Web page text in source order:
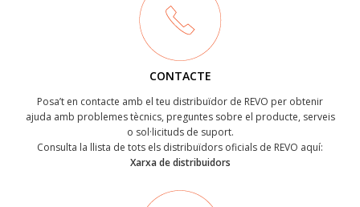
CONTACTE
Posa’t en contacte amb el teu distribuïdor de REVO per obtenir
ajuda amb problemes tècnics, preguntes sobre el producte, serveis
o sol·licituds de suport.
Consulta la llista de tots els distribuïdors oficials de REVO aquí:
Xarxa de distribuidors